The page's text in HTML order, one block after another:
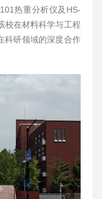
热重分析仪及HS-
校在材料科学与工程
科研领域的深度合作